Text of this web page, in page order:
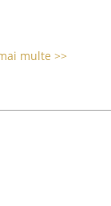
multe >>